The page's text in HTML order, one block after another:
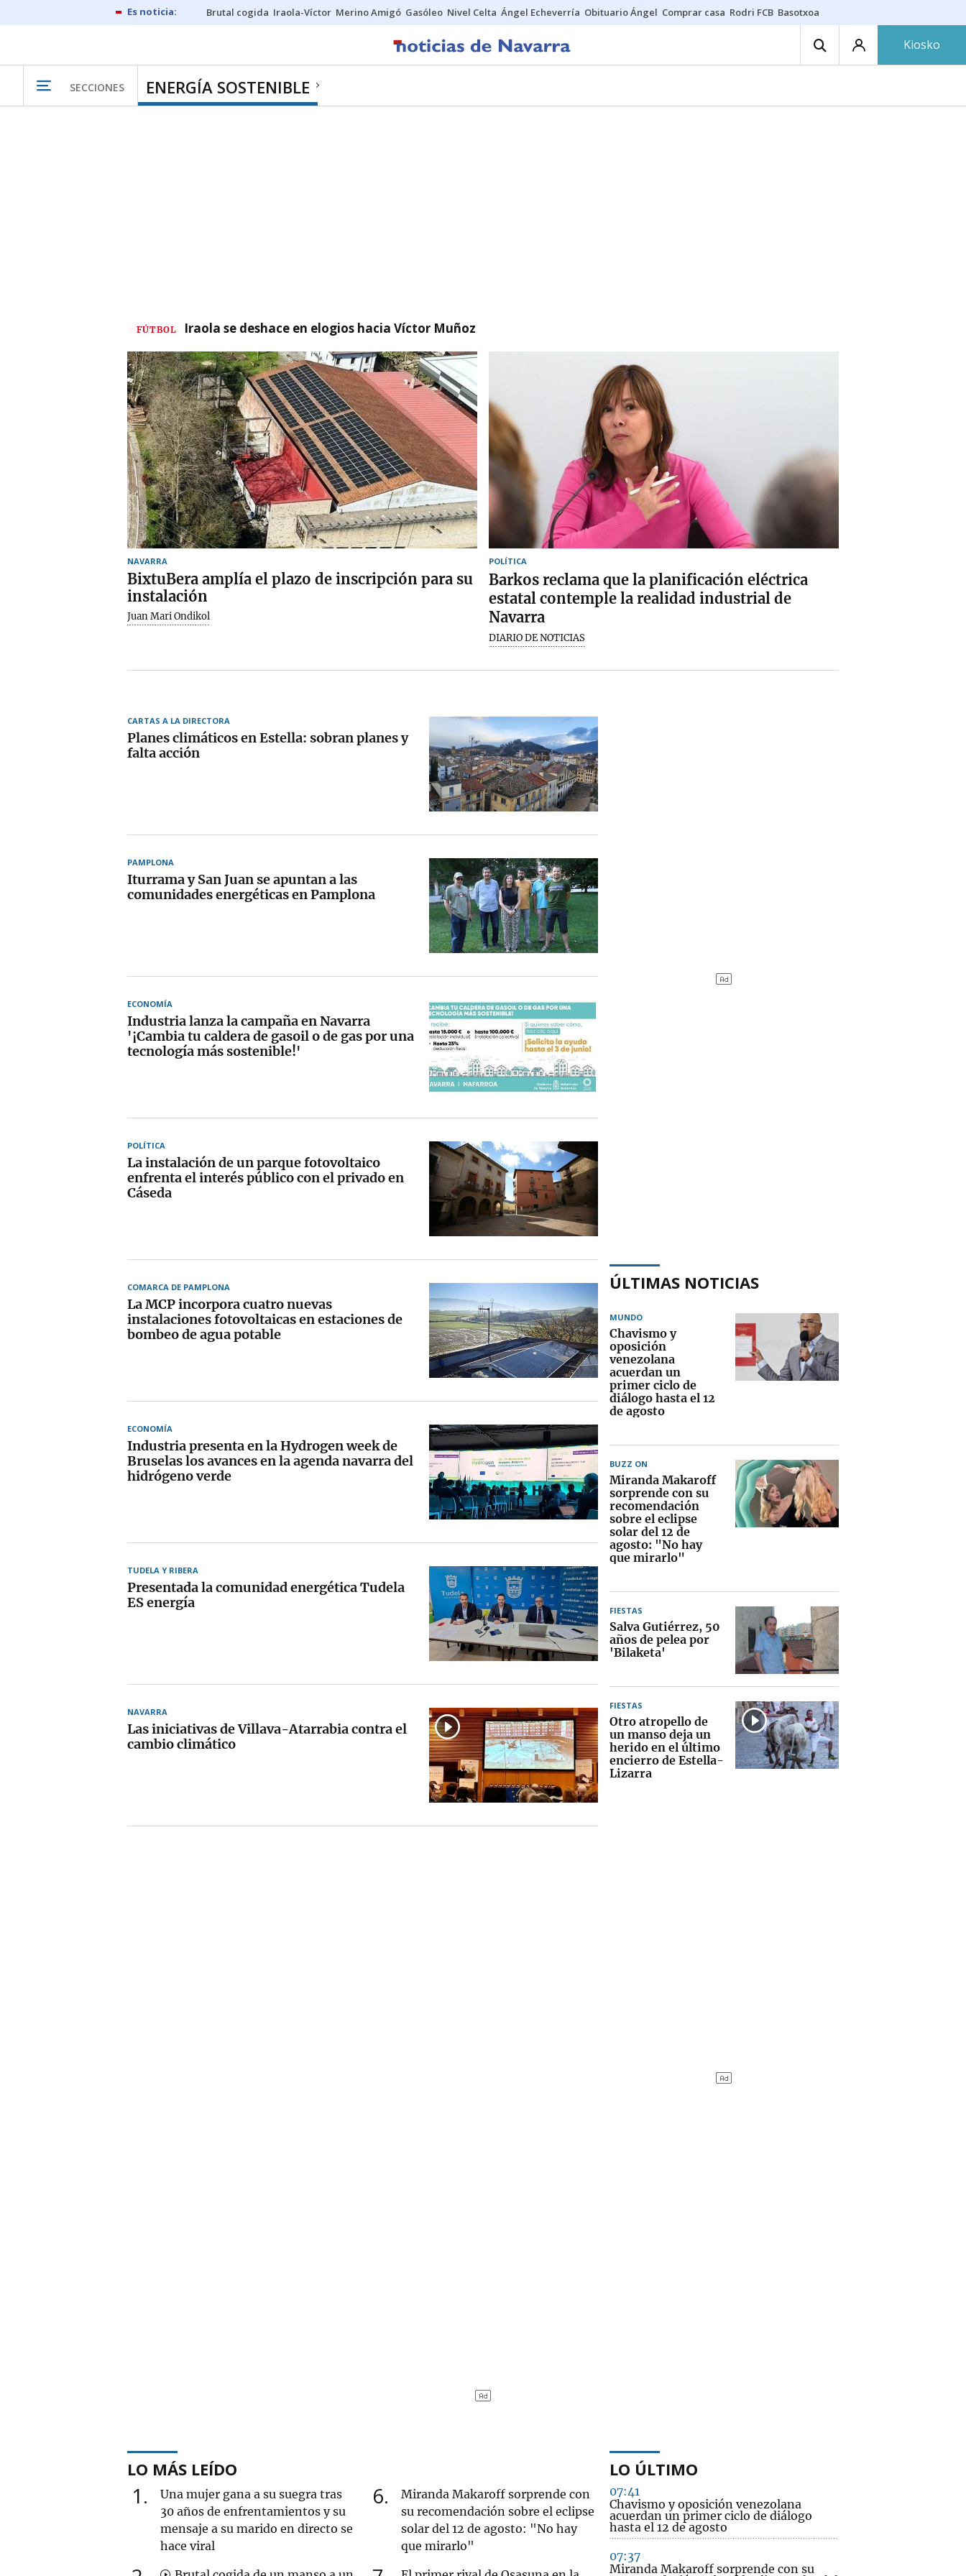
Brutal cogida Iraola-Víctor Merino Amigó Gasóleo Nivel Celta Ángel Echeverría Obituario Ángel Comprar casa Rodri FCB Basotxoa
Kiosko
SECCIONES ENERGÍA SOSTENIBLE
FÚTBOL Iraola se deshace en elogios hacia Víctor Muñoz
NAVARRA
BixtuBera amplía el plazo de inscripción para su
instalación
Juan Mari Ondikol
POLÍTICA
Barkos reclama que la planificación eléctrica
estatal contemple la realidad industrial de
Navarra
DIARIO DE NOTICIAS
CARTAS A LA DIRECTORA
Planes climáticos en Estella: sobran planes y
falta acción
PAMPLONA
Iturrama y San Juan se apuntan a las
comunidades energéticas en Pamplona
ECONOMÍA
Industria lanza la campaña en Navarra
'¡Cambia tu caldera de gasoil o de gas por una
tecnología más sostenible!'
POLÍTICA
La instalación de un parque fotovoltaico
enfrenta el interés público con el privado en
Cáseda
COMARCA DE PAMPLONA
La MCP incorpora cuatro nuevas
instalaciones fotovoltaicas en estaciones de
bombeo de agua potable
ECONOMÍA
Industria presenta en la Hydrogen week de
Bruselas los avances en la agenda navarra del
hidrógeno verde
TUDELA Y RIBERA
Presentada la comunidad energética Tudela
ES energía
NAVARRA
Las iniciativas de Villava-Atarrabia contra el
cambio climático
ÚLTIMAS NOTICIAS
MUNDO
Chavismo y
oposición
venezolana
acuerdan un
primer ciclo de
diálogo hasta el 12
de agosto
BUZZ ON
Miranda Makaroff
sorprende con su
recomendación
sobre el eclipse
solar del 12 de
agosto: "No hay
que mirarlo"
FIESTAS
Salva Gutiérrez, 50
años de pelea por
'Bilaketa'
FIESTAS
Otro atropello de
un manso deja un
herido en el último
encierro de Estella-
Lizarra
LO MÁS LEÍDO
1
Una mujer gana a su suegra tras
30 años de enfrentamientos y su
mensaje a su marido en directo se
hace viral
6
Miranda Makaroff sorprende con
su recomendación sobre el eclipse
solar del 12 de agosto: "No hay
que mirarlo"
LO ÚLTIMO
07:41
Chavismo y oposición venezolana
acuerdan un primer ciclo de diálogo
hasta el 12 de agosto
07:37
Miranda Makaroff sorprende con su